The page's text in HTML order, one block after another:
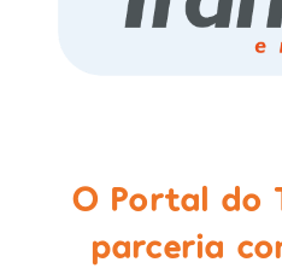
O Portal do
parceria